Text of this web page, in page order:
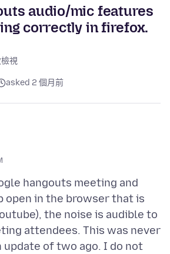
audio/mic features
correctly in firefox.
視
asked 2 個月前
hangouts meeting and
open in the browser that is
the noise is audible to
attendees. This was never
update of two ago. I do not